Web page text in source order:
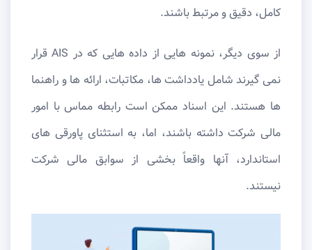
کامل، دقیق و مرتبط باشند.
از سوی دیگر، نمونه ‌هایی از داده‌ هایی که در AIS قرار
نمی‌ گیرند شامل یادداشت ‌ها، مکاتبات، ارائه ‌ها و راهنما
ها هستند. این اسناد ممکن است رابطه مماس با امور
مالی شرکت داشته باشند، اما، به استثنای پاورقی های
استاندارد، آنها واقعاً بخشی از سوابق مالی شرکت
نیستند.